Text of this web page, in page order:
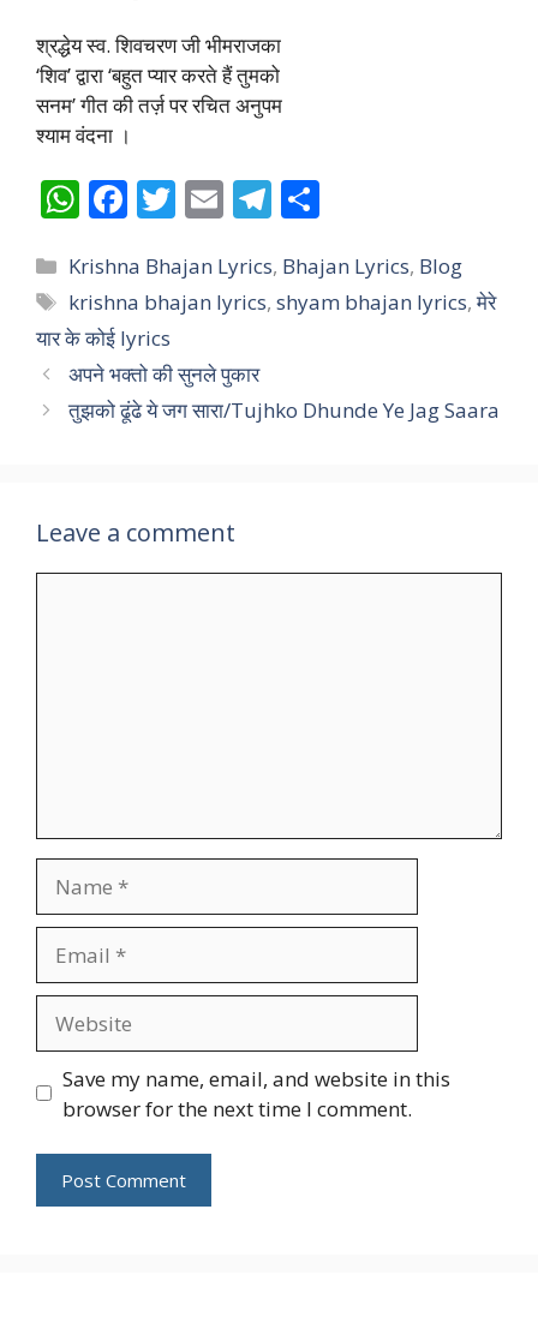
श्रद्धेय स्व. शिवचरण जी भीमराजका
‘शिव’ द्वारा ‘बहुत प्यार करते हैं तुमको
सनम’ गीत की तर्ज़ पर रचित अनुपम
श्याम वंदना ।
W
at
s
A
p
p
F
e
b
o
o
k
T
itt
er
E
ai
l
T
e
gr
m
ar
e
Categories
Krishna Bhajan Lyrics, Bhajan Lyrics, Blog
Tags
krishna bhajan lyrics,shyam bhajan lyrics,मेरे
यार के कोई lyrics
अपने भक्तो की सुनले पुकार
तुझको ढूंढे ये जग सारा/Tujhko Dhunde Ye Jag Saara
Leave a comment
Save my name, email, and website in this
browser for the next time I comment.